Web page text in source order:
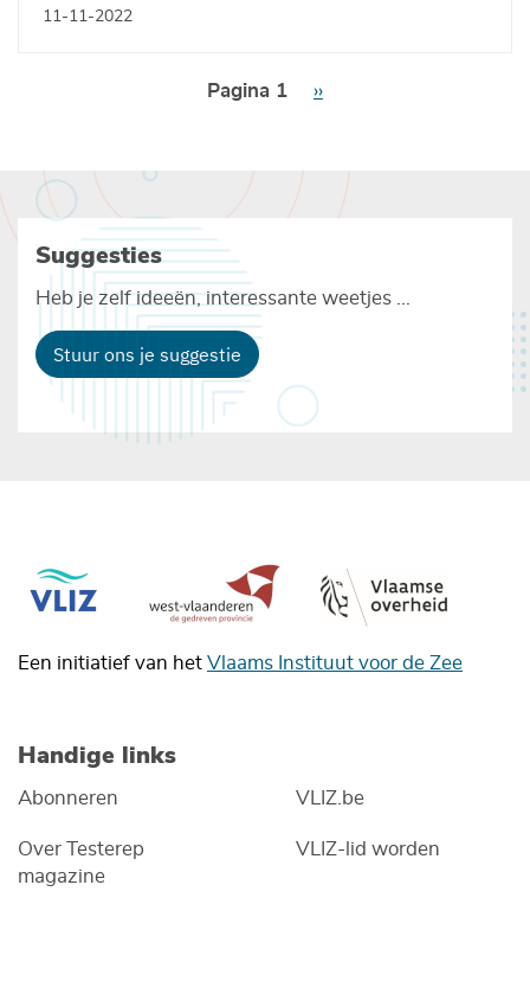
11-11-2022
Pagina 1
Volgende
››
Suggesties
Heb je zelf ideeën, interessante weetjes ...
Stuur ons je suggestie
Een initiatief van het Vlaams Instituut voor de Zee
Handige links
Abonneren
Over Testerep
magazine
VLIZ.be
VLIZ-lid worden